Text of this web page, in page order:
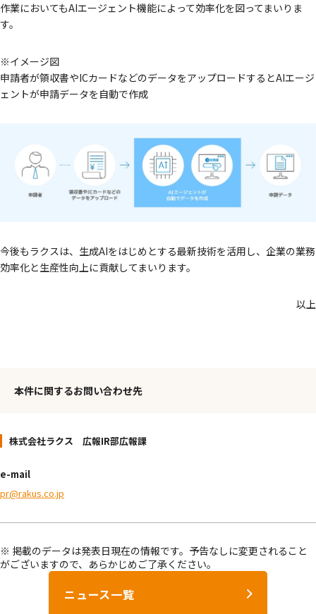
作業においてもAIエージェント機能によって効率化を図ってまいりま
す。
※イメージ図
申請者が領収書やICカードなどのデータをアップロードするとAIエージ
ェントが申請データを自動で作成
今後もラクスは、生成AIをはじめとする最新技術を活用し、企業の業務
効率化と生産性向上に貢献してまいります。
以上
本件に関するお問い合わせ先
株式会社ラクス 広報IR部広報課
e-mail
pr@rakus.co.jp
※ 掲載のデータは発表日現在の情報です。予告なしに変更されること
がございますので、あらかじめご了承ください。
ニュース一覧